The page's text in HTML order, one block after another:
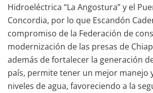
Hidroeléctrica “La Angostura” y el
Concordia, por lo que Escandón
compromiso de la Federación de
modernización de las presas de
además de fortalecer la generación
país, permite tener un mejor manejo
niveles de agua, favoreciendo a la